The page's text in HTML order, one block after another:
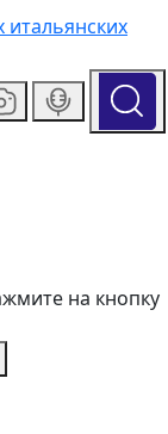
на кнопку